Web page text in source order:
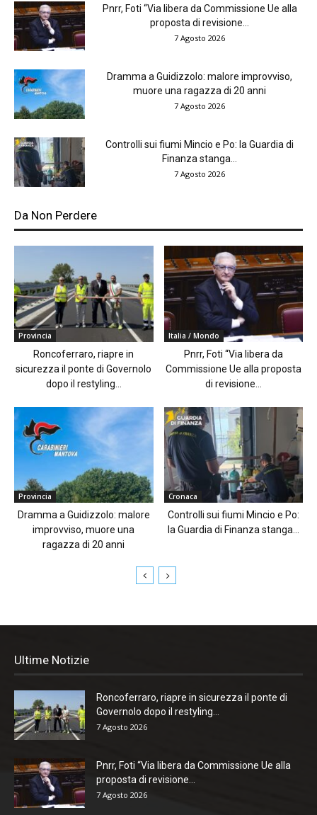
Pnrr, Foti “Via libera da Commissione Ue alla
proposta di revisione...
7 Agosto 2026
Dramma a Guidizzolo: malore improvviso,
muore una ragazza di 20 anni
7 Agosto 2026
Controlli sui fiumi Mincio e Po: la Guardia di
Finanza stanga...
7 Agosto 2026
Da Non Perdere
Provincia
Roncoferraro, riapre in
sicurezza il ponte di Governolo
dopo il restyling...
Italia / Mondo
Pnrr, Foti “Via libera da
Commissione Ue alla proposta
di revisione...
Provincia
Dramma a Guidizzolo: malore
improvviso, muore una
ragazza di 20 anni
Cronaca
Controlli sui fiumi Mincio e Po:
la Guardia di Finanza stanga...
Ultime Notizie
Roncoferraro, riapre in sicurezza il ponte di
Governolo dopo il restyling...
7 Agosto 2026
Pnrr, Foti “Via libera da Commissione Ue alla
proposta di revisione...
7 Agosto 2026